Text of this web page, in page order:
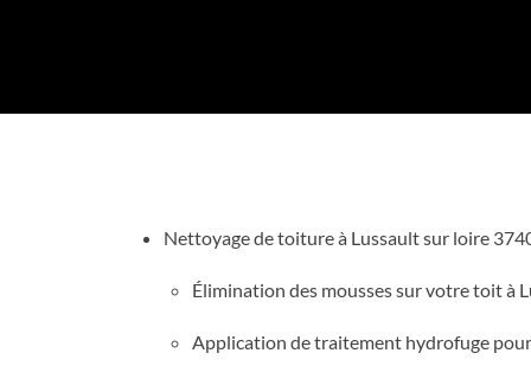
Nettoyage de toiture à Lussault sur loire
Élimination des mousses sur votre toit à
Application de traitement hydrofuge